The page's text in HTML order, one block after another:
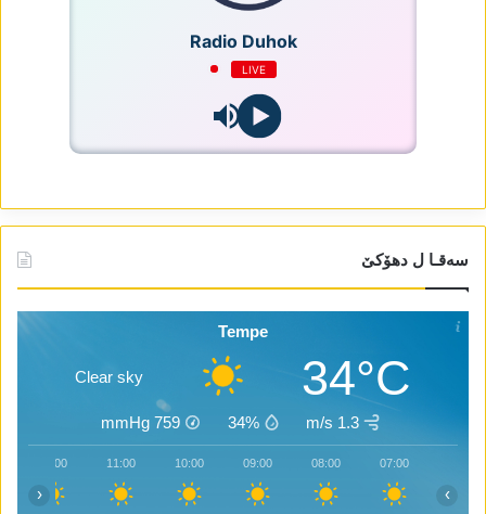
Radio Duhok
LIVE
سەقـا ل دھۆکێ
Tempe
34°C
Clear sky
1.3 m/s
34%
759
mmHg
07:00
08:00
09:00
10:00
11:00
12:00
‹ ›